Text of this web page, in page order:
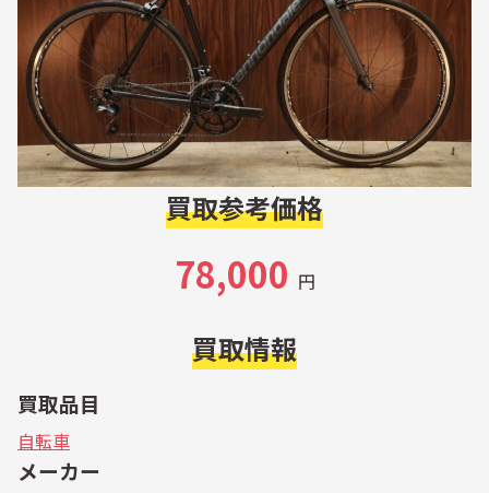
買取参考価格
78,000 円
買取情報
買取品目
自転車
メーカー